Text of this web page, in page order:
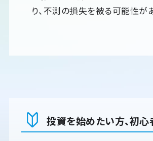
り、不測の損失を被る可能性が
投資を始めたい方、初